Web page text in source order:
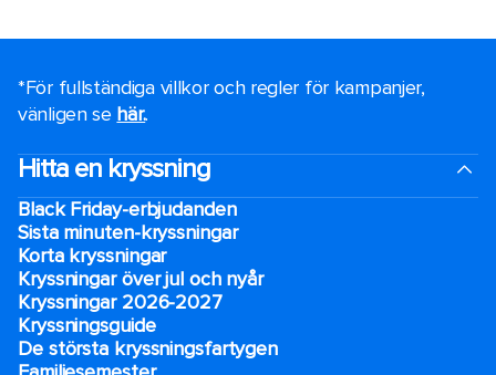
*För fullständiga villkor och regler för kampanjer,
vänligen se här..
Hitta en kryssning
Black Friday-erbjudanden
Sista minuten-kryssningar
Korta kryssningar
Kryssningar över jul och nyår
Kryssningar 2026-2027
Kryssningsguide
De största kryssningsfartygen